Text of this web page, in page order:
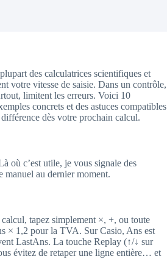
des calculatrices scientifiques et
votre vitesse de saisie. Dans un contrôle,
limitent les erreurs. Voici 10
concrets et des astuces compatibles
dès votre prochain calcul.
où c’est utile, je vous signale des
manuel au dernier moment.
tapez simplement ×, +, ou toute
× 1,2 pour la TVA. Sur Casio, Ans est
LastAns. La touche Replay (↑/↓ sur
évitez de retaper une ligne entière… et